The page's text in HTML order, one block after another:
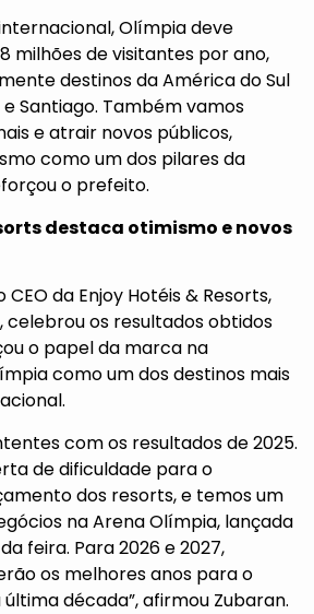
Olímpia deve
milhões de visitantes por ano,
destinos da América do Sul
Santiago. Também vamos
e atrair novos públicos,
como um dos pilares da
o prefeito.
destaca otimismo e novos
da Enjoy Hotéis & Resorts,
celebrou os resultados obtidos
o papel da marca na
como um dos destinos mais
com os resultados de 2025.
de dificuldade para o
dos resorts, e temos um
na Arena Olímpia, lançada
feira. Para 2026 e 2027,
os melhores anos para o
década”, afirmou Zubaran.